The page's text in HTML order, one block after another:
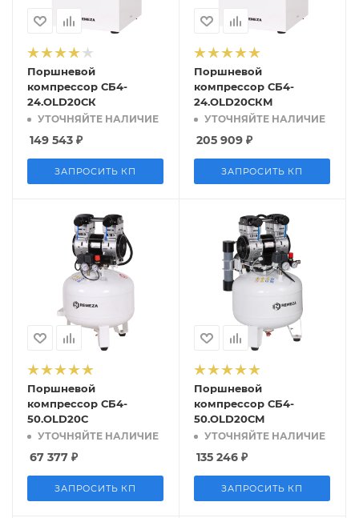
Поршневой
компрессор СБ4-
24.OLD20СК
УТОЧНЯЙТЕ НАЛИЧИЕ
149 543 ₽
ЗАПРОСИТЬ КП
Поршневой
компрессор СБ4-
24.OLD20СКМ
УТОЧНЯЙТЕ НАЛИЧИЕ
205 909 ₽
ЗАПРОСИТЬ КП
Поршневой
компрессор СБ4-
50.OLD20С
УТОЧНЯЙТЕ НАЛИЧИЕ
67 377 ₽
ЗАПРОСИТЬ КП
Поршневой
компрессор СБ4-
50.OLD20СМ
УТОЧНЯЙТЕ НАЛИЧИЕ
135 246 ₽
ЗАПРОСИТЬ КП